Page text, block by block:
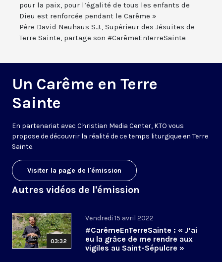
pour la paix, pour l’égalité de tous les enfants de
Dieu est renforcée pendant le Carême »
Père David Neuhaus S.J., Supérieur des Jésuites de
Terre Sainte, partage son #CarêmeEnTerreSainte
Un Carême en Terre
Sainte
En partenariat avec Christian Media Center, KTO vous
propose de découvrir la réalité de ce temps liturgique en Terre
Sainte.
Visiter la page de l'émission
Autres vidéos de l'émission
03:32
Vendredi 15 avril 2022
#CarêmeEnTerreSainte : « J’ai
eu la grâce de me rendre aux
vigiles au Saint-Sépulcre »